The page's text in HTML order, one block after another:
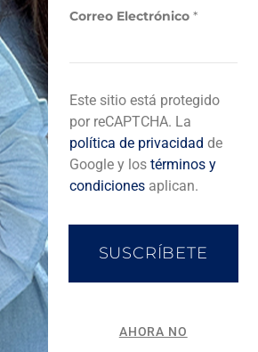
REF25,00
l
ó
n
i
c
o
Correo Electrónico *
Este sitio está protegido
por reCAPTCHA. La
política de privacidad de
Google y los términos y
condicionesaplican.
SUSCRÍBETE
AHORA NO